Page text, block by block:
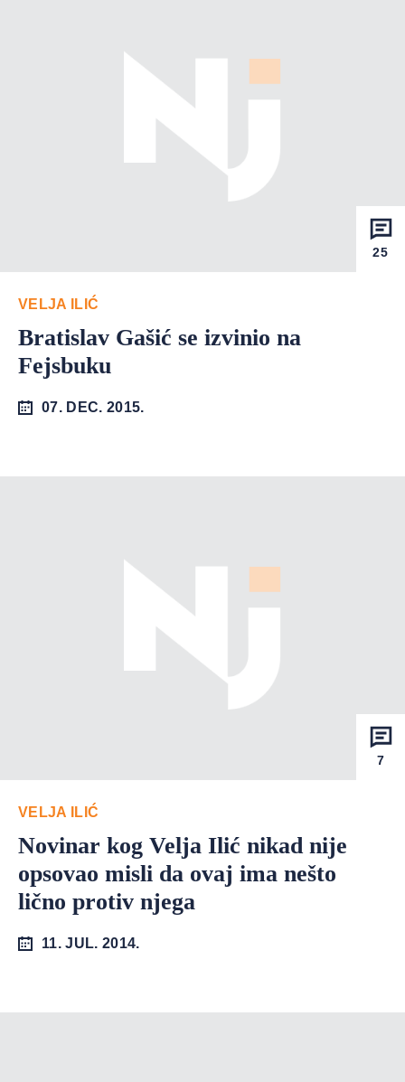
25
VELJA ILIĆ
Bratislav Gašić se izvinio na
Fejsbuku
07. DEC. 2015.
7
VELJA ILIĆ
Novinar kog Velja Ilić nikad nije
opsovao misli da ovaj ima nešto
lično protiv njega
11. JUL. 2014.